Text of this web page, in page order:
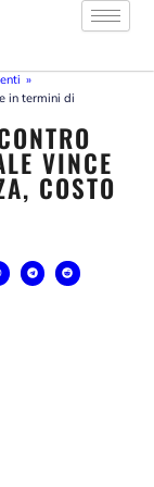
»
in termini di
VINCE
COSTO